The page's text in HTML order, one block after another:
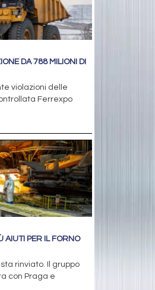
DA 788 MILIONI DI
violazioni delle
Ferrexpo
AIUTI PER IL FORNO
rinviato. Il gruppo
con Praga e